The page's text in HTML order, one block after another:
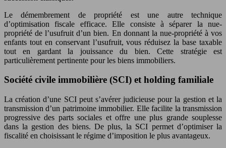
Le démembrement de propriété est une autre technique
d’optimisation fiscale efficace. Elle consiste à séparer la nue-
propriété de l’usufruit d’un bien. En donnant la nue-propriété à vos
enfants tout en conservant l’usufruit, vous réduisez la base taxable
tout en gardant la jouissance du bien. Cette stratégie est
particulièrement pertinente pour les biens immobiliers.
Société civile immobilière (SCI) et holding familiale
La création d’une SCI peut s’avérer judicieuse pour la gestion et la
transmission d’un patrimoine immobilier. Elle facilite la transmission
progressive des parts sociales et offre une plus grande souplesse
dans la gestion des biens. De plus, la SCI permet d’optimiser la
fiscalité en choisissant le régime d’imposition le plus avantageux.